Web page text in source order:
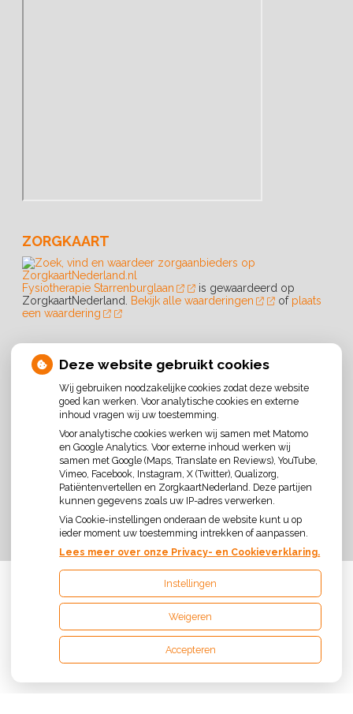
ZORGKAART
Fysiotherapie Starrenburglaan
is gewaardeerd op
ZorgkaartNederland. Bekijk alle waarderingen of plaats
een waardering
ROUTE
U heeft geen toestemming gegeven voor
externe inhouddie nodig is om dit te zien.
Cookie-instellingen wijzigen
Uw Zorg Online
Privacy verklaring Cookie-instellingen
Deze website gebruikt cookies
Wij gebruiken noodzakelijke cookies zodat deze website
goed kan werken. Voor analytische cookies en externe
inhoud vragen wij uw toestemming.
Voor analytische cookies werken wij samen met Matomo
en Google Analytics. Voor externe inhoud werken wij
samen met Google (Maps, Translate en Reviews), YouTube,
Vimeo, Facebook, Instagram, X (Twitter), Qualizorg,
Patiëntenvertellen en ZorgkaartNederland. Deze partijen
kunnen gegevens zoals uw IP-adres verwerken.
Via Cookie-instellingen onderaan de website kunt u op
ieder moment uw toestemming intrekken of aanpassen.
Lees meer over onze Privacy- en Cookieverklaring.
Instellingen
Weigeren
Accepteren